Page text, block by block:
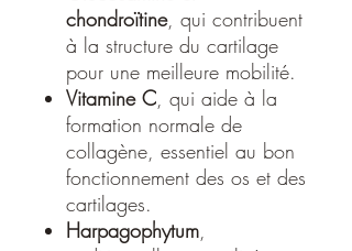
chondroïtine, qui contribuent
à la structure du cartilage
pour une meilleure mobilité.
Vitamine C , qui aide à la
formation normale de
collagène, essentiel au bon
fonctionnement des os et des
cartilages.
Harpagophytum